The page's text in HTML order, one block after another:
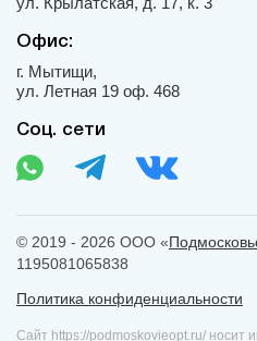
Офис:
г. Мытищи,
ул. Летная 19 оф. 468
Соц. сети
© 2019 - 2026 ООО «
1195081065838
Политика конфиденциальности
Сайт https://podmoskovieopt.ru/ носит